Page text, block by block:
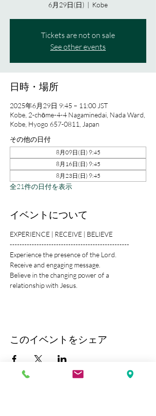
6月29日(日)
  |
Kobe
Tickets are not on sale
See other events
日時・場所
2025年6月29日 9:45 – 11:00 JST
Kobe, 2-chōme-4-4 Nagaminedai, Nada Ward,
Kobe, Hyogo 657-0811, Japan
その他の日付
8月09日(日) 9:45
8月16日(日) 9:45
8月23日(日) 9:45
全21件の日付を表示
イベントについて
EXPERIENCE | RECEIVE | BELIEVE
-------------------------------------------------
Experience the presence of the Lord.
Receive and engaging message.
Believe in the changing power of a
relationship with Jesus.
このイベントをシェア